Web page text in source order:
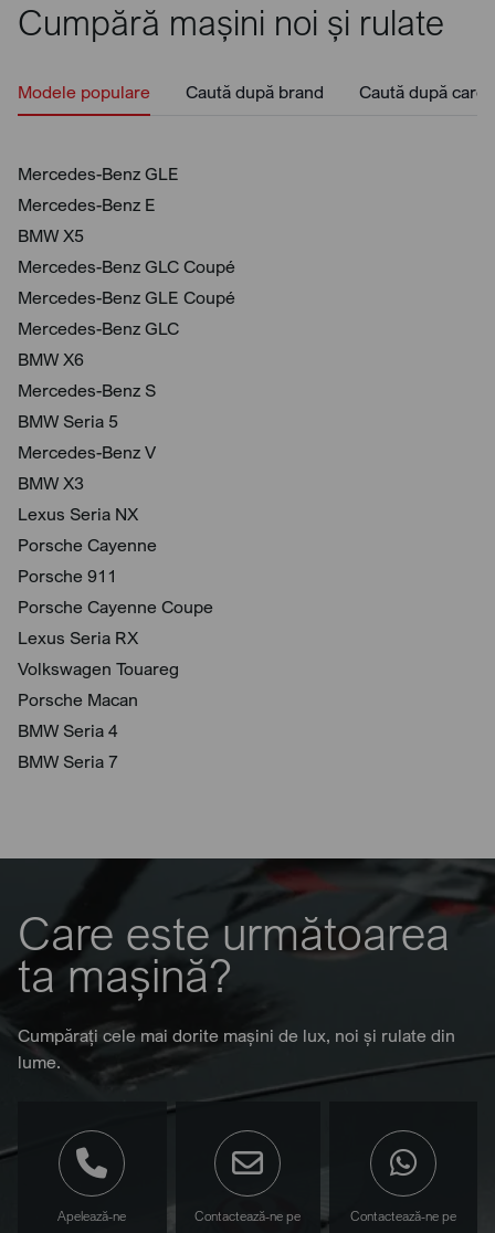
Cumpără mașini noi și rulate
Modele populare Caută după brand Caută după
Mercedes-Benz GLE
Mercedes-Benz E
BMW X5
Mercedes-Benz GLC Coupé
Mercedes-Benz GLE Coupé
Mercedes-Benz GLC
BMW X6
Mercedes-Benz S
BMW Seria 5
Mercedes-Benz V
BMW X3
Lexus Seria NX
Porsche Cayenne
Porsche 911
Porsche Cayenne Coupe
Lexus Seria RX
Volkswagen Touareg
Porsche Macan
BMW Seria 4
BMW Seria 7
Care este următoarea
ta mașină?
Cumpărați cele mai dorite mașini de lux, noi și rulate din
lume.
Apelează-ne Contactează-ne pe Contactează-ne pe